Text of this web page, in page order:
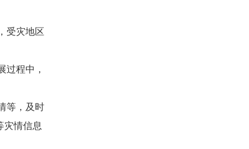
受灾地区
程中，
等，及时
灾情信息